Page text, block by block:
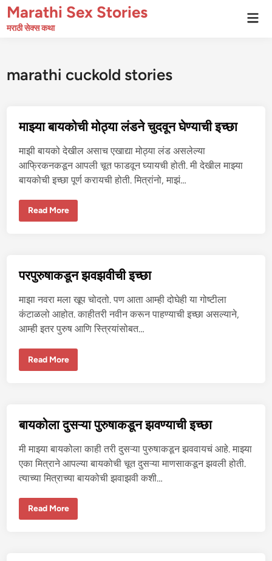
Skip
toMarathi Sex Stories
मराठी सेक्स कथा
marathi cuckold stories
माझ्या बायकोची मोठ्या लंडने चुदवून घेण्याची इच्छा
माझी बायको देखील असाच एखाद्या मोठ्या लंड असलेल्या
आफ्रिकनकडून आपली चूत फाडवून घ्यायची होती. मी देखील माझ्या
बायकोची इच्छा पूर्ण करायची होती. मित्रांनो, माझं…
मा
ठ्या
लं
ने
चु
द
वू
न
ची
इ
च्छा
Read More
परपुरुषाकडून झवझवीची इच्छा
माझा नवरा मला खूप चोदतो. पण आता आम्ही दोघेही या गोष्टीला
कंटाळलो आहोत. काहीतरी नवीन करून पाहण्याची इच्छा असल्याने,
आम्ही इतर पुरुष आणि स्त्रियांसोबत…
प
न
झ
झ
वी
ची
इ
च्छा
Read More
बायकोला दुसऱ्या पुरुषाकडून झवण्याची इच्छा
मी माझ्या बायकोला काही तरी दुसऱ्या पुरुषाकडून झववायचं आहे. माझ्या
एका मित्राने आपल्या बायकोची चूत दुसऱ्या माणसाकडून झवली होती.
त्याच्या मित्राच्या बायकोची झवाझवी कशी…
बा
Read More